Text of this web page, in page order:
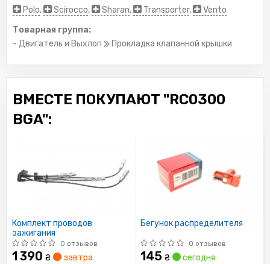
Polo, Scirocco, Sharan, Transporter,
Vento
Товарная группа:
- Двигатель и Выхлоп
Прокладка клапанной крышки
ВМЕСТЕ ПОКУПАЮТ "RC0300
BGA":
Комплект проводов
зажигания
0 отзывов
1 390 ₴ завтра
Бегунок распределителя
0 отзывов
145 ₴ сегодня